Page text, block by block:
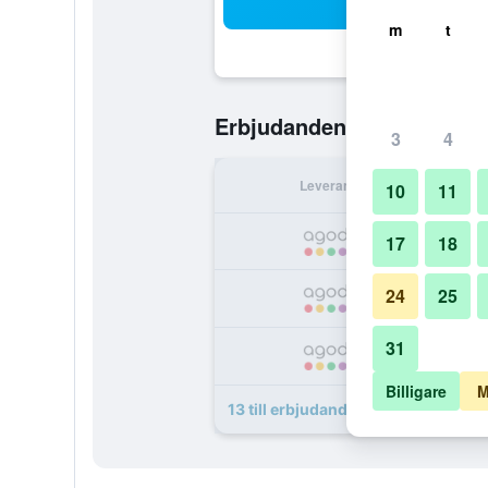
Erbjudanden från202 kr
Leverantör
13 till erbjudanden för Adhisthana
m t
3 4
10 11
17 18
24 25
31
Billigare